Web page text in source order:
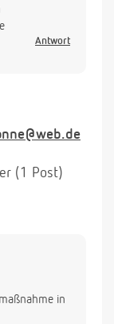
Antwort
(1 Post)
in